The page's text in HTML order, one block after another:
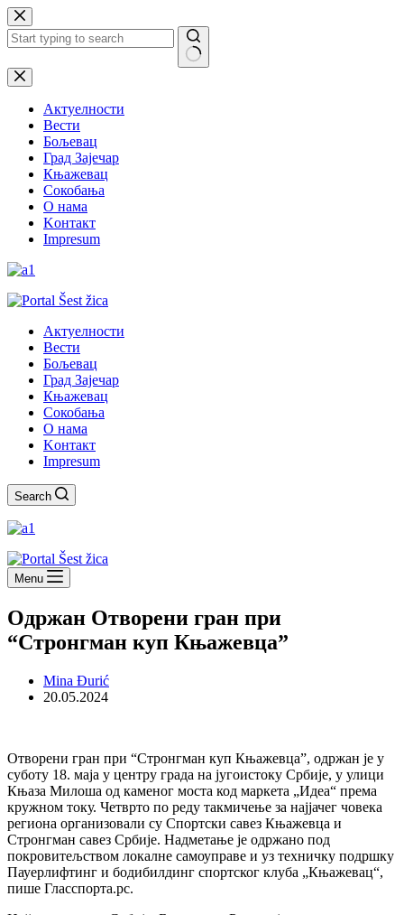
Skip
to
content
No
results
Актуелности
Вести
Бољевац
Град Зајечар
Књажевац
Сокобања
O нама
Kонтакт
Impresum
Актуелности
Вести
Бољевац
Град Зајечар
Књажевац
Сокобања
O нама
Kонтакт
Impresum
Search
Menu
Одржан Отворени гран при
“Стронгман куп Књажевца”
Mina Đurić
20.05.2024
Отворени гран при “Стронгман куп Књажевца”, одржан је у
суботу 18. маја у центру града на југоистоку Србије, у улици
Књаза Милоша од каменог моста код маркета „Идеа“ према
кружном току. Четврто по реду такмичење за најјачег човека
региона организовали су Спортски савез Књажевца и
Стронгман савез Србије. Надметање је одржано под
покровитељством локалне самоуправе и уз техничку подршку
Пауерлифтинг и бодибилдинг спортског клуба „Књажевац“,
пише Гласспорта.рс.